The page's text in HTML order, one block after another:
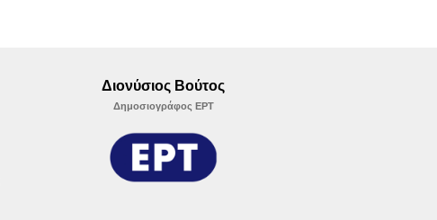
Διονύσιος Βούτος
Δημοσιογράφος ΕΡΤ